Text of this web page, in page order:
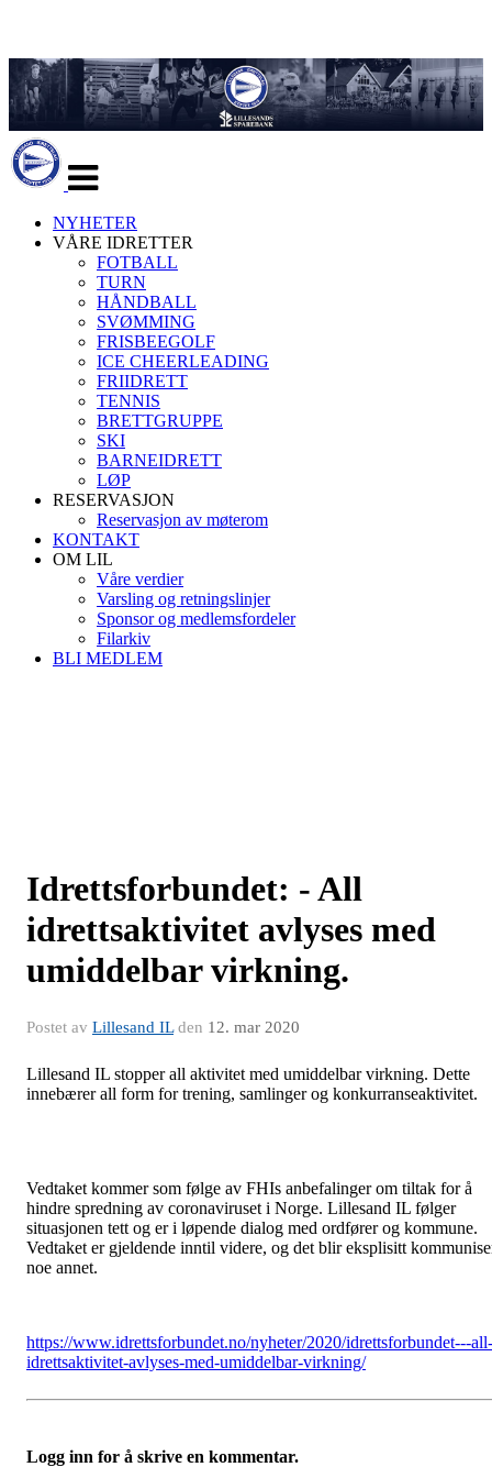
navigasjon
NYHETER
VÅRE IDRETTER
FOTBALL
TURN
HÅNDBALL
SVØMMING
FRISBEEGOLF
ICE CHEERLEADING
FRIIDRETT
TENNIS
BRETTGRUPPE
SKI
BARNEIDRETT
LØP
RESERVASJON
Reservasjon av møterom
KONTAKT
OM LIL
Våre verdier
Varsling og retningslinjer
Sponsor og medlemsfordeler
Filarkiv
BLI MEDLEM
Idrettsforbundet: - All
idrettsaktivitet avlyses med
umiddelbar virkning.
Postet av Lillesand ILden 12. mar 2020
Lillesand IL stopper all aktivitet med umiddelbar virkning. Dette
innebærer all form for trening, samlinger og konkurranseaktivitet.
Vedtaket kommer som følge av FHIs anbefalinger om tiltak for å
hindre spredning av coronaviruset i Norge. Lillesand IL følger
situasjonen tett og er i løpende dialog med ordfører og kommune.
Vedtaket er gjeldende inntil videre, og det blir eksplisitt
noe annet.
https://www.idrettsforbundet.no/nyheter/2020/idrettsforbundet---all-
idrettsaktivitet-avlyses-med-umiddelbar-virkning/
Logg inn for å skrive en kommentar.